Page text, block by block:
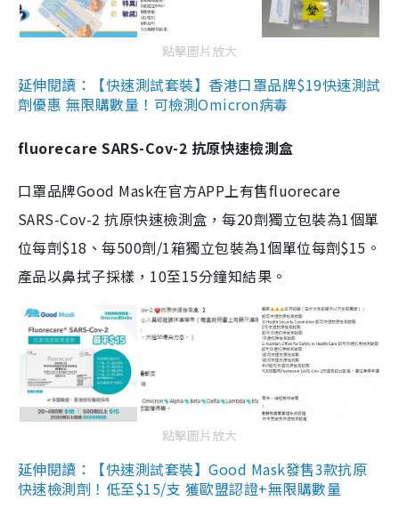
點擊圖片放大
延伸閱讀：【快速測試套裝】香港口罩品牌$19快速測試
劑優惠 無限購數量！可檢測Omicron病毒
fluorecare SARS-Cov-2 抗原快速檢測盒
口罩品牌Good Mask在官方APP上有售fluorecare
SARS-Cov-2 抗原快速檢測盒，每20劑獨立包裝為1個單
位每劑$18、每500劑/1箱獨立包裝為1個單位每劑$15。
產品以鼻拭子採樣，10至15分鐘知結果。
點擊圖片放大
延伸閱讀：【快速測試套裝】Good Mask發售3款抗原
快速檢測劑！低至$15/支 獲歐盟認證+無限購數量